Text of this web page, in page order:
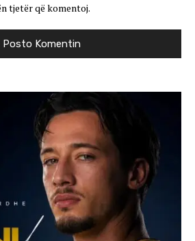
tjetër që komentoj.